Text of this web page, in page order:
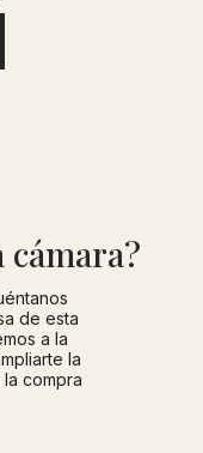
cámara?
de esta
a la
la
compra